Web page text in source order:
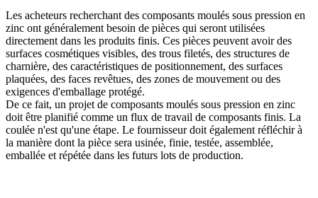
Les acheteurs recherchant des composants moulés sous pression en
zinc ont généralement besoin de pièces qui seront utilisées
directement dans les produits finis. Ces pièces peuvent avoir des
surfaces cosmétiques visibles, des trous filetés, des structures de
charnière, des caractéristiques de positionnement, des surfaces
plaquées, des faces revêtues, des zones de mouvement ou des
exigences d'emballage protégé.
De ce fait, un projet de composants moulés sous pression en zinc
doit être planifié comme un flux de travail de composants finis. La
coulée n'est qu'une étape. Le fournisseur doit également réfléchir à
la manière dont la pièce sera usinée, finie, testée, assemblée,
emballée et répétée dans les futurs lots de production.